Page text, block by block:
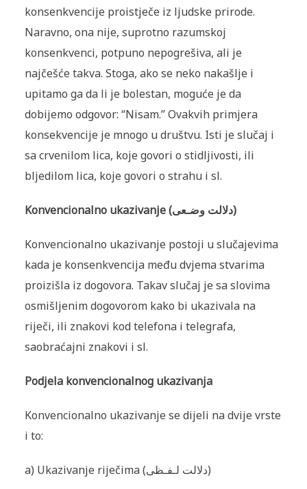
konsenkvencije proistječe iz ljudske prirode.
Naravno, ona nije, suprotno razumskoj
konsenkvenci, potpuno nepogrešiva, ali je
najčešće takva. Stoga, ako se neko nakašlje i
upitamo ga da li je bolestan, moguće je da
dobijemo odgovor: “Nisam.” Ovakvih primjera
konsekvencije je mnogo u društvu. Isti je slučaj i
sa crvenilom lica, koje govori o stidljivosti, ili
bljedilom lica, koje govori o strahu i sl.
Konvencionalno ukazivanje (دلالت وضـعى)
Konvencionalno ukazivanje postoji u slučajevima
kada je konsenkven­cija među dvjema stvarima
proizišla iz dogovora. Takav slučaj je sa slovima
osmišljenim dogovorom kako bi ukazivala na
riječi, ili znakovi kod telefona i telegrafa,
saobraćajni znakovi i sl.
Podjela konvencionalnog ukazivanja
Konvencionalno ukazivanje se dijeli na dvije vrste
i to:
a) Ukazivanje riječima (دلالت لـفـظى)